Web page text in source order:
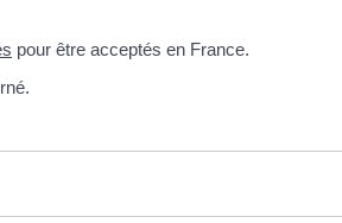
pour être acceptés en France.